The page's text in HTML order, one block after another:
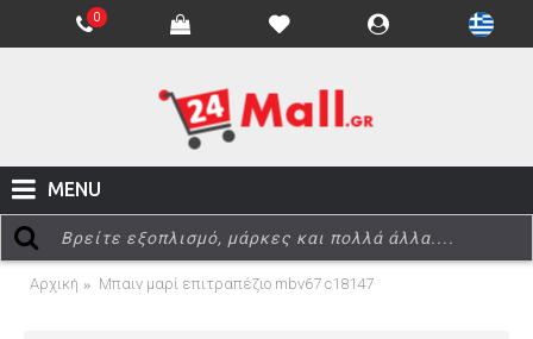
0
MENU
Αρχική Μπαιν μαρί επιτραπέζιο mbv67 c18147